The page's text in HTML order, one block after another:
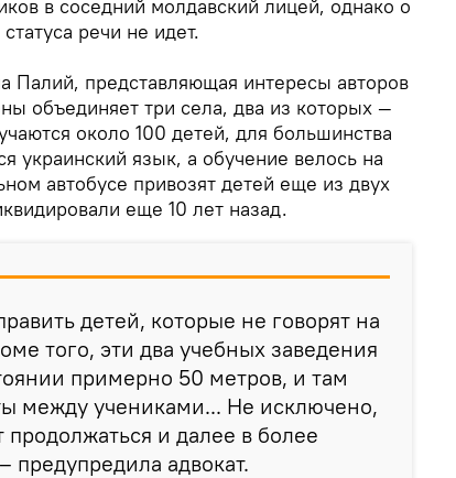
в соседний молдавский лицей, однако о
речи не идет.
Палий, представляющая интересы авторов
объединяет три села, два из которых —
около 100 детей, для большинства
украинский язык, а обучение велось на
автобусе привозят детей еще из двух
еще 10 лет назад.
детей, которые не говорят на
того, эти два учебных заведения
примерно 50 метров, и там
между учениками... Не исключено,
продолжаться и далее в более
адвокат.